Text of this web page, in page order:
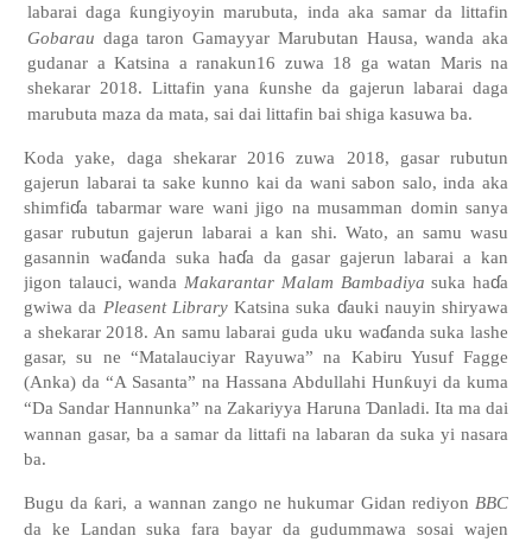
labarai daga ƙungiyoyin marubuta, inda aka samar da littafin
Gobarau daga taron Gamayyar Marubutan Hausa, wanda aka
gudanar a Katsina a ranakun16 zuwa 18 ga watan Maris na
shekarar 2018. Littafin yana ƙunshe da gajerun labarai daga
marubuta maza da mata, sai dai littafin bai shiga kasuwa ba.
Koda yake, daga shekarar 2016 zuwa 2018, gasar rubutun
gajerun labarai ta sake kunno kai da wani sabon salo, inda aka
shimfiɗa tabarmar ware wani jigo na musamman domin sanya
gasar rubutun gajerun labarai a kan shi. Wato, an samu wasu
gasannin waɗanda suka haɗa da gasar gajerun labarai a kan
jigon talauci, wanda Makarantar Malam Bambadiya suka haɗa
gwiwa da Pleasent LibraryKatsina suka ɗauki nauyin shiryawa
a shekarar 2018. An samu labarai guda uku waɗanda suka lashe
gasar, su ne “Matalauciyar Rayuwa” na Kabiru Yusuf Fagge
(Anka) da “A Sasanta” na Hassana Abdullahi Hunƙuyi da kuma
“Da Sandar Hannunka” na Zakariyya Haruna Ɗanladi. Ita ma dai
wannan gasar, ba a samar da littafi na labaran da suka yi nasara
ba.
Bugu da ƙari, a wannan zango ne hukumar Gidan rediyon BBC
da ke Landan suka fara bayar da gudummawa sosai wajen